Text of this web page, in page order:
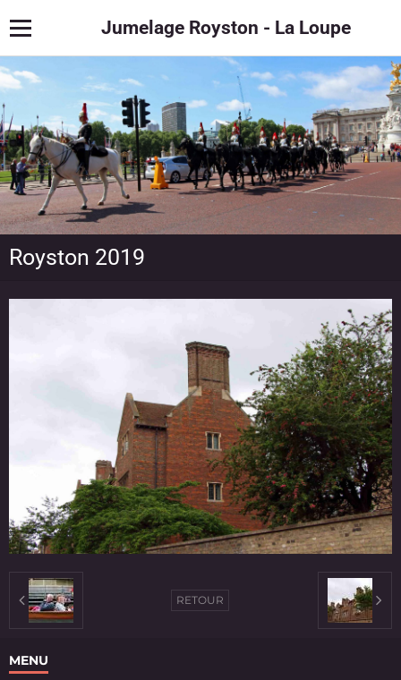
Jumelage Royston - La Loupe
Royston 2019
RETOUR
MENU